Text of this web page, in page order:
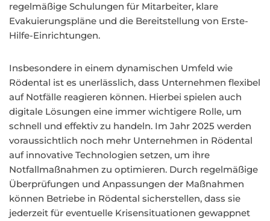
regelmäßige Schulungen für Mitarbeiter, klare
Evakuierungspläne und die Bereitstellung von Erste-
Hilfe-Einrichtungen.
Insbesondere in einem dynamischen Umfeld wie
Rödental ist es unerlässlich, dass Unternehmen flexibel
auf Notfälle reagieren können. Hierbei spielen auch
digitale Lösungen eine immer wichtigere Rolle, um
schnell und effektiv zu handeln. Im Jahr 2025 werden
voraussichtlich noch mehr Unternehmen in Rödental
auf innovative Technologien setzen, um ihre
Notfallmaßnahmen zu optimieren. Durch regelmäßige
Überprüfungen und Anpassungen der Maßnahmen
können Betriebe in Rödental sicherstellen, dass sie
jederzeit für eventuelle Krisensituationen gewappnet